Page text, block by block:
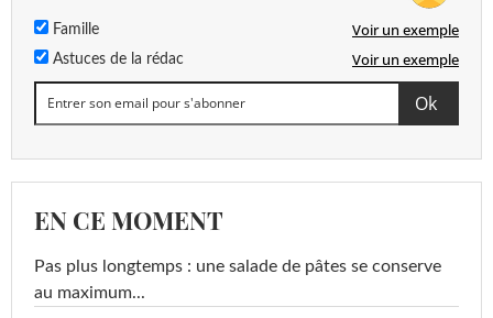
Famille Voir un exemple
Astuces de la rédac Voir un exemple
EN CE MOMENT
Pas plus longtemps : une salade de pâtes se conserve
au maximum...